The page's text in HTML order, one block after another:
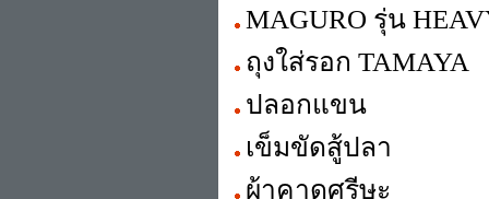
MAGURO รุ่น
ถุงใส่รอก TAMAYA
ปลอกแขน
เข็มขัดสู้ปลา
ผ้าคาดศรีษะ